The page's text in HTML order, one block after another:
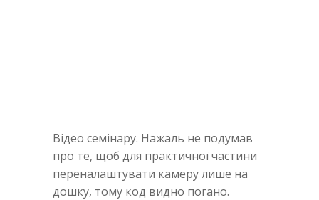
Відео семінару. Нажаль не подумав
про те, щоб для практичної частини
переналаштувати камеру лише на
дошку, тому код видно погано.